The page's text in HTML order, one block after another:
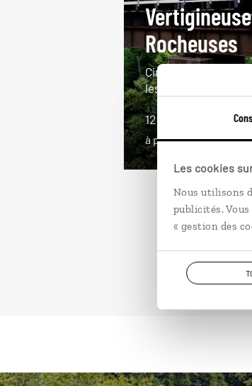
Les cookies
Nous utilisons
publicités.
« gestion des
Rocheuses
Circuit en voiture et
les Rocheuses
12 jours / 10 nuits
à partir de 4500€